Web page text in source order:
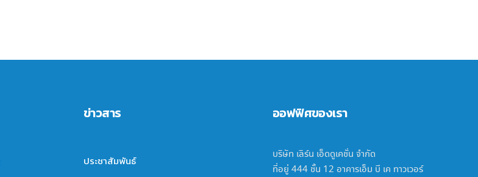
ข่าวสาร
ประชาสัมพันธ์
ออฟฟิศของเรา
บริษัท เลิร์น เอ็ดดูเคชั่น จำกัด
ที่อยู่ 444 ชั้น 12 อาคารเอ็ม บี เค ทาวเวอร์